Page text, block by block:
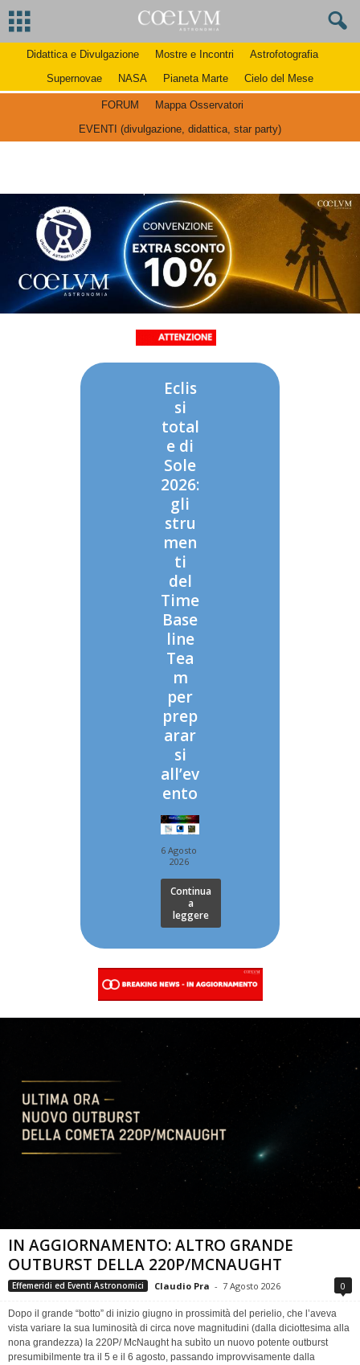
Didattica e Divulgazione Mostre e Incontri
Astrofotografia
Supernovae
NASA Pianeta Marte Cielo del Mese
FORUM
Mappa Osservatori
EVENTI (divulgazione, didattica, star party)
Eclis
si
total
e di
Sole
2026:
gli
stru
men
ti
del
Time
Base
line
Tea
m
per
prep
arar
si
all’ev
ento
6 Agosto
2026
Continua
a
leggere
IN AGGIORNAMENTO: ALTRO GRANDE
OUTBURST DELLA 220P/MCNAUGHT
Effemeridi ed Eventi Astronomici Claudio Pra - 7 Agosto 2026 0
Dopo il grande “botto” di inizio giugno in prossimità del perielio, che l’aveva
vista variare la sua luminosità di circa nove magnitudini (dalla diciottesima alla
nona grandezza) la 220P/ McNaught ha subìto un nuovo potente outburst
presumibilmente tra il 5 e il 6 agosto, passando improvvisamente dalla